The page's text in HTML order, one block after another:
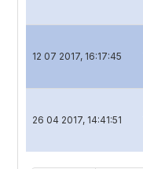
12 07 2017, 16:17:45
26 04 2017, 14:41:51